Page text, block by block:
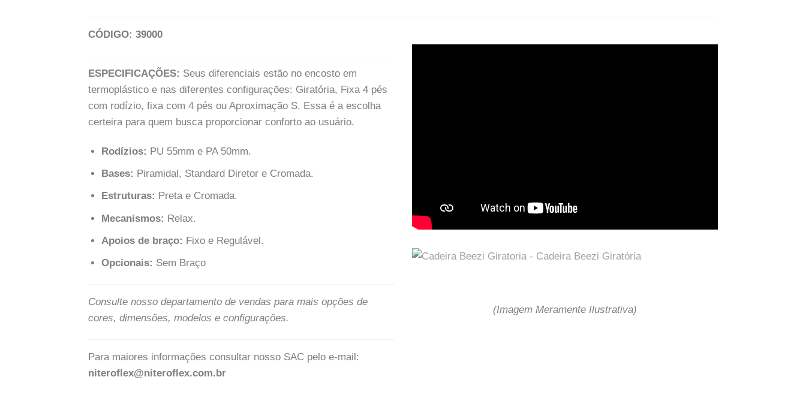
CÓDIGO: 39000
ESPECIFICAÇÕES: Seus diferenciais estão no encosto em
termoplástico e nas diferentes configurações: Giratória, Fixa 4 pés
com rodízio, fixa com 4 pés ou Aproximação S. Essa é a escolha
certeira para quem busca proporcionar conforto ao usuário.
Rodízios: PU 55mm e PA 50mm.
Bases: Piramidal, Standard Diretor e Cromada.
Estruturas: Preta e Cromada.
Mecanismos: Relax.
Apoios de braço: Fixo e Regulável.
Opcionais: Sem Braço
Consulte nosso departamento de vendas para mais opções de
cores, dimensões, modelos e configurações.
Para maiores informações consultar nosso SAC pelo e-mail:
niteroflex@niteroflex.com.br
(Imagem Meramente Ilustrativa)